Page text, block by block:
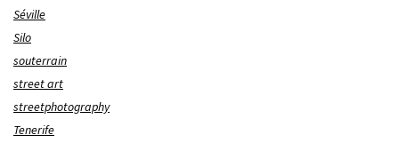
Séville
Silo
souterrain
street art
streetphotography
Tenerife